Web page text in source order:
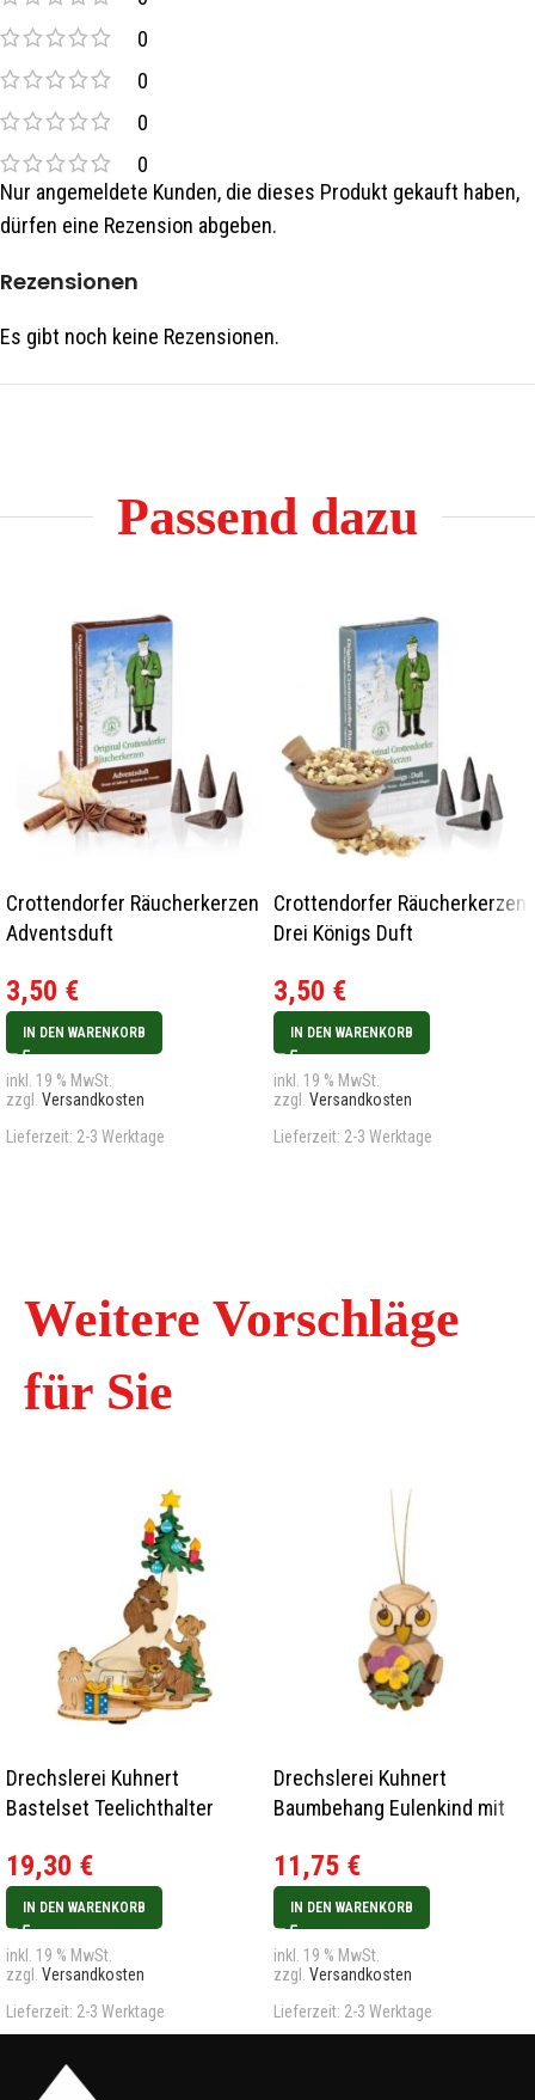
0
0
0
0
Rezensionen
Es gibt noch keine Rezensionen.
Nur angemeldete Kunden, die dieses Produkt gekauft haben,
dürfen eine Rezension abgeben.
Passend dazu
Crottendorfer Räucherkerzen
Adventsduft
3,50 €
IN DEN WARENKORB
inkl. 19 % MwSt.
zzgl. Versandkosten
Lieferzeit: 2-3 Werktage
Crottendorfer Räucherkerzen
Drei Königs Duft
3,50 €
IN DEN WARENKORB
inkl. 19 % MwSt.
zzgl. Versandkosten
Lieferzeit: 2-3 Werktage
Weitere Vorschläge
für Sie
Drechslerei Kuhnert
Bastelset Teelichthalter
19,30 €
IN DEN WARENKORB
inkl. 19 % MwSt.
zzgl. Versandkosten
Lieferzeit: 2-3 Werktage
Drechslerei Kuhnert
Baumbehang Eulenkind mit
11,75 €
IN DEN WARENKORB
inkl. 19 % MwSt.
zzgl. Versandkosten
Lieferzeit: 2-3 Werktage